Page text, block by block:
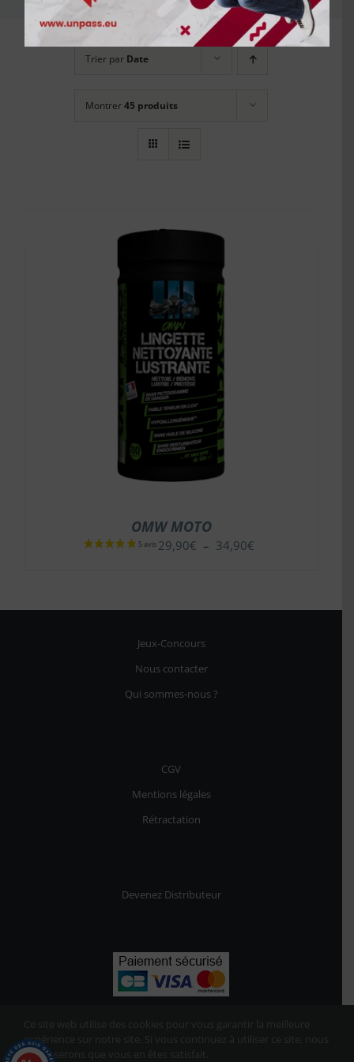
Trier par Date
Montrer45 produits
OMW MOTO
29,90€ – 34,90€
à
Jeux-Concours
Nous contacter
Qui sommes-nous ?
CGV
Mentions légales
Rétractation
Devenez Distributeur
Ce site web utilise des cookies pour vous garantir la meilleure
expérience sur notre site. Si vous continuez à utiliser ce site, nous
supposerons que vous en êtes satisfait.